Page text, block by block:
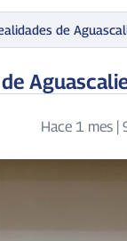
de
Hace 1 mes |